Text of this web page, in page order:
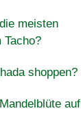
meisten
Tacho?
shoppen?
auf